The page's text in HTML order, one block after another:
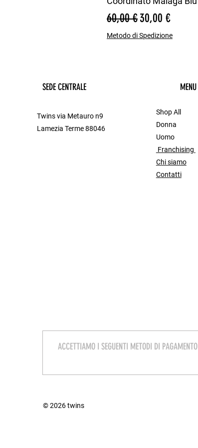
Prezzo regolare
60,00 €Prezzo scontato
30,00 €
Metodo di Spedizione
SEDE CENTRALE
Twins via Metauro n9
Lamezia Terme 88046
MENU
Shop All
Donna
Uomo
Franchising
Chi siamo
Contatti
ACCETTIAMO I SEGUENTI METODI DI PAGAMENTO
© 2026 twins